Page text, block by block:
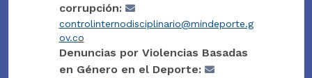
corrupción:
controlinternodisciplinario@mindeporte.g
ov.co
Denuncias por Violencias Basadas
en Género en el Deporte: